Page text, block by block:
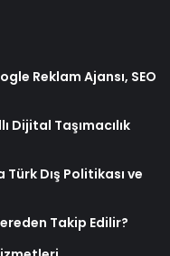
Reklam Ajansı, SEO
Dijital Taşımacılık
Dış Politikası ve
Takip Edilir?